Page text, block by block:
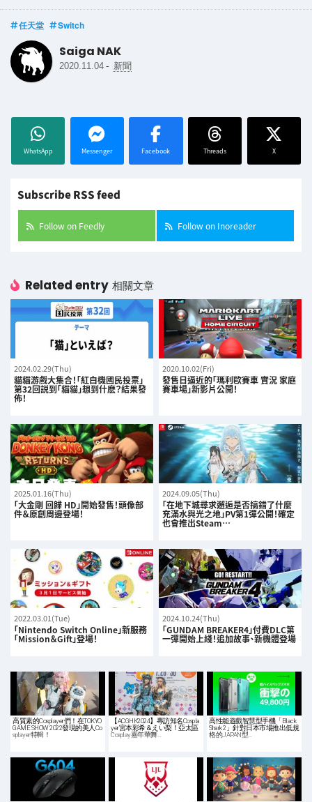
任天堂 Switch
Saiga NAK
2020.11.04 - 新聞
WhatsApp Messenger Facebook Threads X
Subscribe RSS feed
Follow on Feedly Follow on Inoreader
Related entry 相關文章
2024.02.29(Thu)
貓貓游戲大集合！「紅白機國民投票」
第32回説到「貓貓」想到什麽？結果發
佈！
2020.10.02(Fri)
發售日逼近的「瑪利歐賽車 實況 家庭
賽車場」新影片公開！
2025.01.16(Thu)
「大金剛 回歸 HD」開始發售！頭像部
件＆原創周邊登場！
2024.09.05(Thu)
「在地下城尋求邂逅是否搞錯了什麼
充滿水與光之地」PV第1彈公開！確定
也會推出Steam…
2022.03.01(Tue)
「Nintendo Switch Online」新服務
「Mission＆Gift」登場！
2024.10.24(Thu)
「GUNDAM BREAKER4」付費DLC第
一彈開始上綫！追加故事、新機體登場
高質素的Cosplayer們！在TOKYO
GAME SHOW 2022發現的美人Co
splayer特輯！
【ACGHK2024】專訪知名Cospla
yer宮本彩希＆えい梨！亞太區
Cosplay嘉年華舞…
高性能遊戲智慧型手機「Black
Shark 2」針對日本市場推出低規
格的JAPAN型…